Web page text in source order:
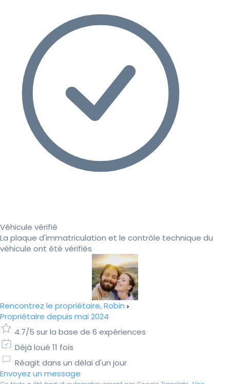
Véhicule vérifié
La plaque d'immatriculation et le contrôle technique du
véhicule ont été vérifiés
Rencontrez le propriétaire, Robin
Propriétaire depuis mai 2024
4.7/5 sur la base de 6 expériences
Déjà loué 11 fois
Réagit dans un délai d'un jour
Envoyez un message